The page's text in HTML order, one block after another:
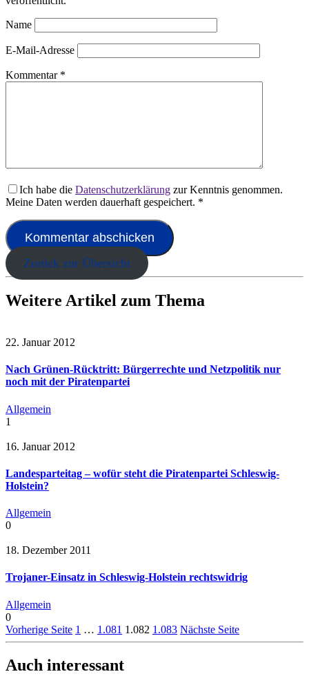
Name
E-Mail-Adresse
Kommentar *
Ich habe die Datenschutzerklärung zur Kenntnis genommen.
Meine Daten werden dauerhaft gespeichert. *
Zurück zur Übersicht
Weitere Artikel zum Thema
22. Januar 2012
Nach Grünen-Rücktritt: Bürgerrechte und Netzpolitik nur
noch mit der Piratenpartei
Allgemein
1
16. Januar 2012
Landesparteitag – wofür steht die Piratenpartei Schleswig-
Holstein?
Allgemein
0
18. Dezember 2011
Trojaner-Einsatz in Schleswig-Holstein rechtswidrig
Allgemein
0
Vorherige Seite 1 … 1.081 1.082 1.083 Nächste Seite
Auch interessant